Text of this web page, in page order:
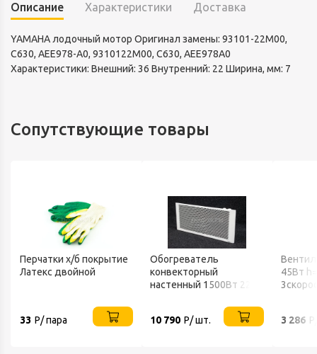
Описание Характеристики Доставка
YAMAHA лодочный мотор Оригинал замены: 93101-22M00,
C630, AEE978-A0, 9310122M00, C630, AEE978A0
Характеристики: Внешний: 36 Внутренний: 22 Ширина, мм: 7
Сопутствующие товары
Перчатки х/б покрытие
Латекс двойной
33 Р/ пара
Обогреватель
конвекторный
настенный 1500Вт 220В
10 790 Р/ шт.
45Вт
3 286